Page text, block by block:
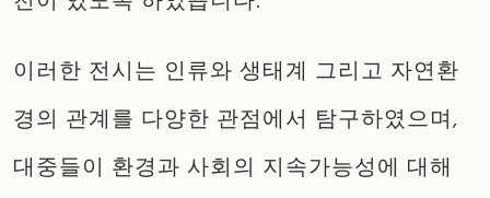
이러한 전시는 인류와 생태계 그리고 자연환
경의 관계를 다양한 관점에서 탐구하였으며,
대중들이 환경과 사회의 지속가능성에 대해